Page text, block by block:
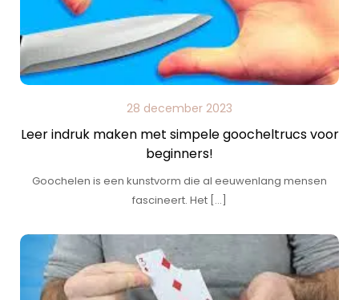
28 december 2023
Leer indruk maken met simpele goocheltrucs voor
beginners!
Goochelen is een kunstvorm die al eeuwenlang mensen
fascineert. Het […]